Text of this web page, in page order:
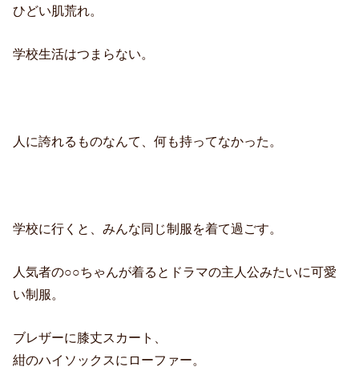
ひどい肌荒れ。
学校生活はつまらない。
人に誇れるものなんて、何も持ってなかった。
学校に行くと、みんな同じ制服を着て過ごす。
人気者の○○ちゃんが着るとドラマの主人公みたいに可愛
い制服。
ブレザーに膝丈スカート、
紺のハイソックスにローファー。